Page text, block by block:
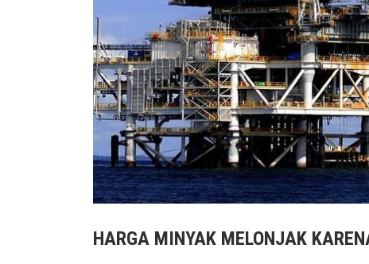
HARGA MINYAK MELONJAK